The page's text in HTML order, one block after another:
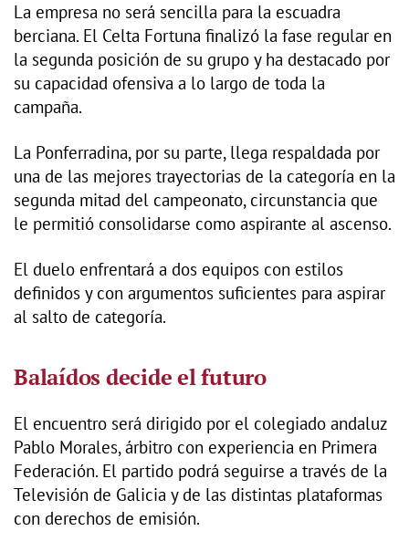
La empresa no será sencilla para la escuadra
berciana. El Celta Fortuna finalizó la fase regular en
la segunda posición de su grupo y ha destacado por
su capacidad ofensiva a lo largo de toda la
campaña.
La Ponferradina, por su parte, llega respaldada por
una de las mejores trayectorias de la categoría en la
segunda mitad del campeonato, circunstancia que
le permitió consolidarse como aspirante al ascenso.
El duelo enfrentará a dos equipos con estilos
definidos y con argumentos suficientes para aspirar
al salto de categoría.
Balaídos decide el futuro
El encuentro será dirigido por el colegiado andaluz
Pablo Morales, árbitro con experiencia en Primera
Federación. El partido podrá seguirse a través de la
Televisión de Galicia y de las distintas plataformas
con derechos de emisión.